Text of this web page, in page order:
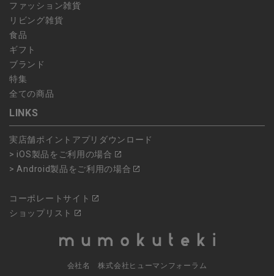
ファッション雑貨
リビング雑貨
食品
ギフト
ブランド
特集
全ての商品
LINKS
実店舗ポイントアプリダウンロード
> iOS製品をご利用の場合
> Android製品をご利用の場合
コーポレートサイト
ショップリスト
会社名 株式会社ヒューマンフォーラム